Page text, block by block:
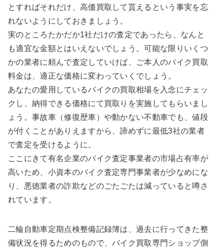
とすればそれだけ、高価買取して貰えるという事実を忘
れないようにしておきましょう。
実のところたかだか1社だけの査定であったら、なんと
も適宜な金額とはいえないでしょう。可能な限りいくつ
かの業者に頼んで査定していけば、ご本人のバイク買取
料金は、適正な価格に変わっていくでしょう。
あなたの愛用しているバイクの買取相場を入念にチェッ
クし、納得できる価格にて買取りを実施してもらいまし
ょう。事故車（修復歴車）や動かない不動車でも、値段
が付くことがありえますから、諦めずに最低3社の業者
で査定を受けるように。
ここにきて有名企業のバイク査定事業者の市場占有率が
高いため、小資本のバイク査定専門事業者が少なめにな
り、悪徳業者の詐欺などのごたごたは減っていると噂さ
れています。
二輪自動車定期点検整備記録簿は、過去に行ってきた整
備状況を得るためのもので、バイク買取専門ショップ側